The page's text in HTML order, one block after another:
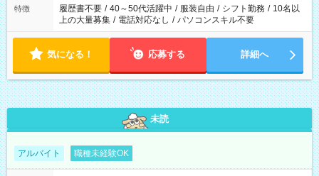
合は応募できません。
特徴 履歴書不要 / 40～50代活躍中 / 服装自由 / シフト勤務 / 10名以
上の大量募集 / 電話対応なし / パソコンスキル不要
気になる！ 応募する 詳細へ
未読
アルバイト 職種未経験OK